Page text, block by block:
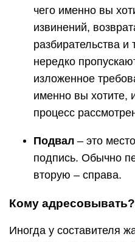
чего именно вы
извинений,
разбирательства и
нередко
изложенное
именно вы хотите,
процесс
Подвал – это
подпись. Обычно
вторую – справа.
Кому адресовывать?
Иногда у составителя